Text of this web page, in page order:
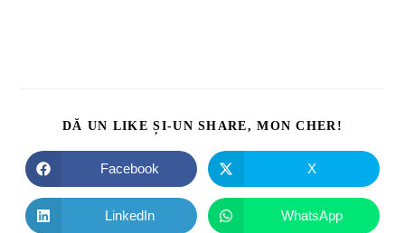
DĂ UN LIKE ȘI-UN SHARE, MON CHER!
Facebook X
LinkedIn WhatsApp